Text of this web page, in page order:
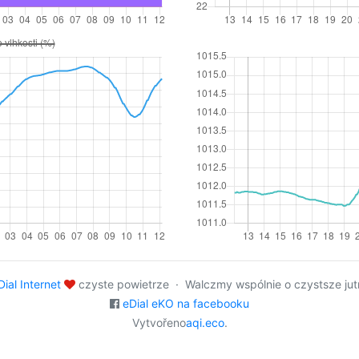
Internet
czyste powietrze · Walczmy wspólnie o czystsze
eDial eKO na facebooku
Vytvořenoaqi.eco.